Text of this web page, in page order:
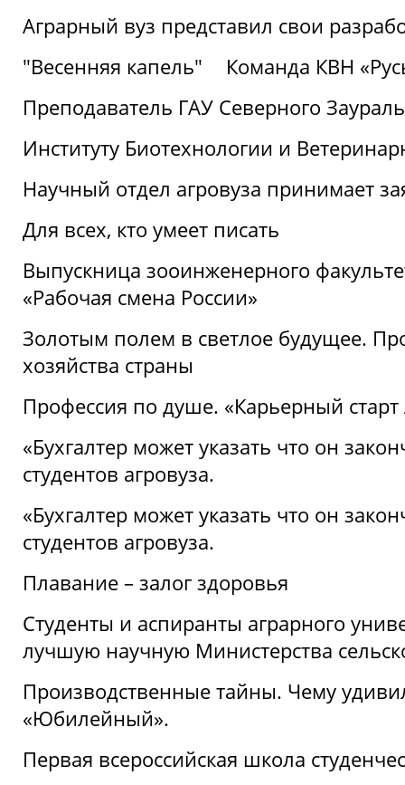
Аграрный вуз представил свои
"Весенняя капель"
Команда КВН
Преподаватель ГАУ Северного
Институту Биотехнологии и
Научный отдел агровуза принимает
Для всех, кто умеет писать
Выпускница зооинженерного
«Рабочая смена России»
Золотым полем в светлое будущее.
хозяйства страны
Профессия по душе. «Карьерный
«Бухгалтер может указать что он
студентов агровуза.
«Бухгалтер может указать что он
студентов агровуза.
Плавание – залог здоровья
Студенты и аспиранты аграрного
лучшую научную Министерства
Производственные тайны. Чему
«Юбилейный».
Первая всероссийская школа